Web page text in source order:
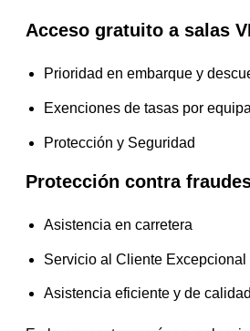
Acceso gratuito a salas
Prioridad en embarque y
Exenciones de tasas por
Protección y Seguridad
Protección contra
Asistencia en carretera
Servicio al Cliente Excepcional
Asistencia eficiente y de